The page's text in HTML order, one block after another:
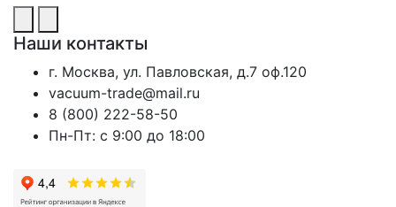
Наши контакты
г. Москва, ул. Павловская, д.7 оф.120
vacuum-trade@mail.ru
8 (800) 222-58-50
Пн-Пт: с 9:00 до 18:00